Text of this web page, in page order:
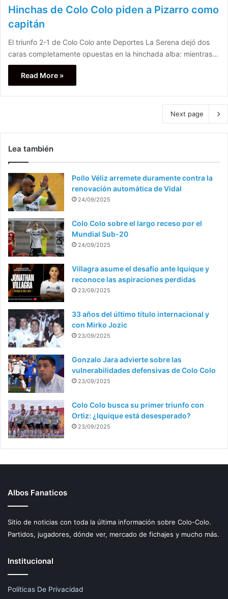
Hinchas de Colo Colo piden a Pizarro como
capitán
El triunfo 2-1 de Colo Colo ante Deportes La Serena dejó dos
caras completamente opuestas en la hinchada alba: mientras…
Read More »
Next page
Lea también
Pollo Véliz arremete duramente contra la
renovación automática de Vidal
24/09/2025
Colo Colo sobre el largo receso por el
Mundial Sub-20
24/09/2025
Villagra asume el desafío ante Iquique y
reconoce las aspiraciones perdidas
23/09/2025
33 años del último título internacional y
con Mirko Jozic
23/09/2025
Gonzalo Jara advierte sobre las
vulnerabilidades defensivas de Colo Colo
23/09/2025
Colo Colo busca su primer triunfo con
Ortiz: ¿Iquique está desesperado?
23/09/2025
Albos Fanaticos
Sitio de noticias con toda la última información sobre Colo-Colo.
Partidos, jugadores, dónde ver, mercado de fichajes y mucho más.
Institucional
Políticas De Privacidad